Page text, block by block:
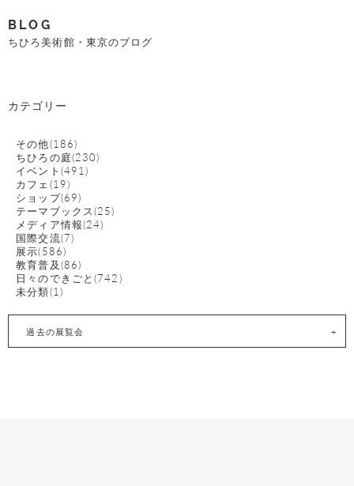
BLOG
ちひろ美術館・東京のブログ
カテゴリー
その他(186)
ちひろの庭(230)
イベント(491)
カフェ(19)
ショップ(69)
テーマブックス(25)
メディア情報(24)
国際交流(7)
展示(586)
教育普及(86)
日々のできごと(742)
未分類(1)
過去の展覧会